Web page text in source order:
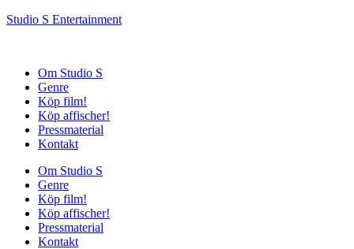
Studio S Entertainment
Om Studio S
Genre
Köp film!
Köp affischer!
Pressmaterial
Kontakt
Om Studio S
Genre
Köp film!
Köp affischer!
Pressmaterial
Kontakt